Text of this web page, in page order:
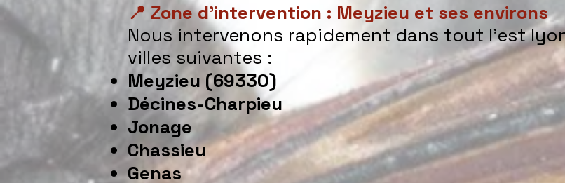
📍 Zone d’intervention : Meyzieu et ses environs
Nous intervenons rapidement dans tout l’est
villes suivantes :
Meyzieu (69330)
Décines-Charpieu
Jonage
Chassieu
Genas